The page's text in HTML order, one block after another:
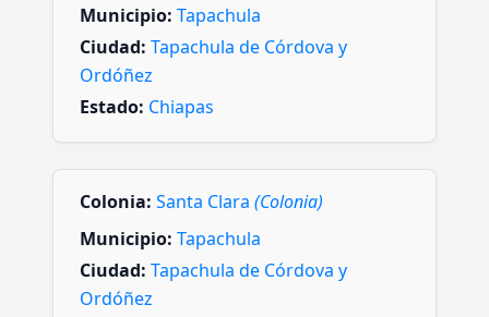
Municipio: Tapachula
Ciudad: Tapachula de Córdova y
Ordóñez
Estado: Chiapas
Colonia: Santa Clara (Colonia)
Municipio: Tapachula
Ciudad: Tapachula de Córdova y
Ordóñez